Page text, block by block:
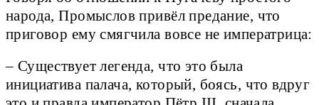
народа, Промыслов привёл предание, что
приговор ему смягчила вовсе не императрица:
– Существует легенда, что это была
инициатива палача, который, боясь, что вдруг